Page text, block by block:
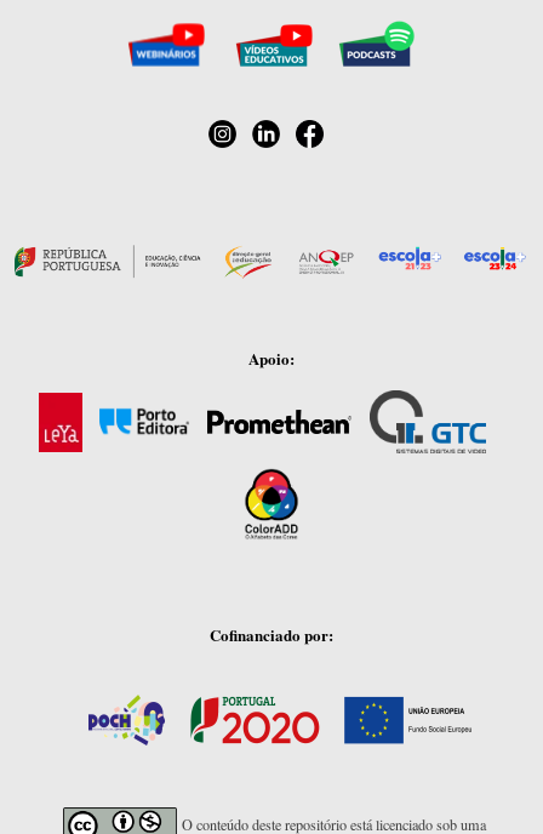
Apoio:
Cofinanciado por:
O conteúdo deste repositório está licenciado sob uma